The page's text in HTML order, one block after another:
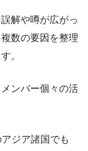
解や噂が広がっ
数の要因を整理
。
ンバー個々の活
ジア諸国でも